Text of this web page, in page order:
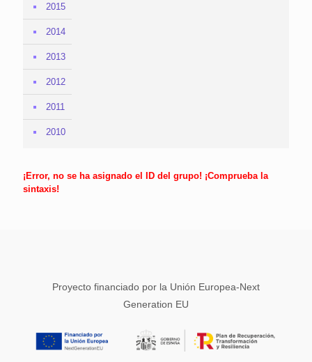
2015
2014
2013
2012
2011
2010
¡Error, no se ha asignado el ID del grupo! ¡Comprueba la
sintaxis!
Proyecto financiado por la Unión Europea-Next
Generation EU